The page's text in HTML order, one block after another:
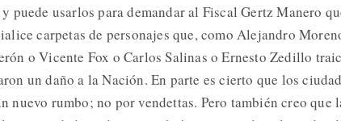
puede usarlos para demandar al Fiscal Gertz Manero
carpetas de personajes que, como Alejandro
o Vicente Fox o Carlos Salinas o Ernesto Zedillo
un daño a la Nación. En parte es cierto que los
nuevo rumbo; no por vendettas. Pero también creo que